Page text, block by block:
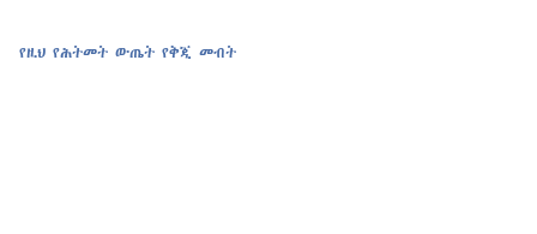
የዚህ የሕትመት ውጤት የቅጂ መብት